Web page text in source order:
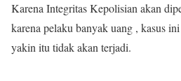
Karena Integritas Kepolisian akan
karena pelaku banyak uang , kasus
yakin itu tidak akan terjadi.